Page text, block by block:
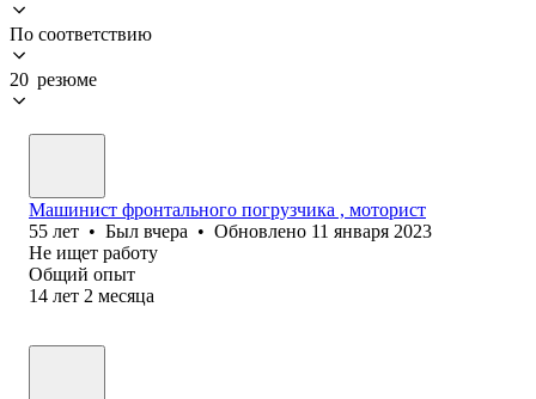
По соответствию
20 резюме
Машинист фронтального погрузчика , моторист
55 лет • Был вчера • Обновлено 11 января 2023
Не ищет работу
Общий опыт
14 лет 2 месяца